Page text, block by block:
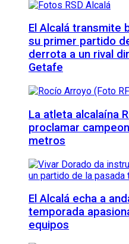
El Alcalá transmite
su primer partido
derrota a un rival
Getafe
La atleta alcalaína
proclamar
metros
El Alcalá echa a
temporada
equipos